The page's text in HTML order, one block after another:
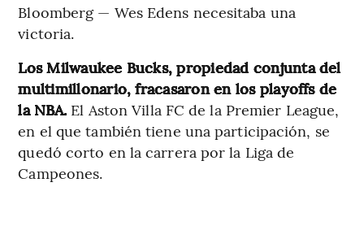
Bloomberg — Wes Edens necesitaba una
victoria.
Los Milwaukee Bucks, propiedad conjunta del
multimillonario, fracasaron en los playoffs de
la NBA. El Aston Villa FC de la Premier League,
en el que también tiene una participación, se
quedó corto en la carrera por la Liga de
Campeones.